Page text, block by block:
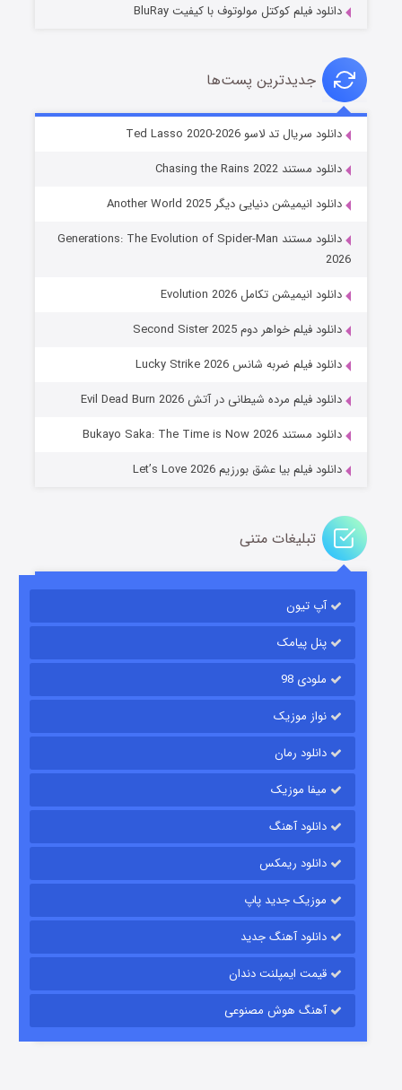
خاندان اژدها فصل ۳
جادوگری در مغولستان
باب اسفنجی فصل ۱۷
قسمت۶ (زیرنویس) منتشر شد
قسمت۱۵ (دوبله) منتشر شد
دانلود فیلم کوکتل مولوتوف با کیفیت BluRay
جدیدترین پست‌ها
دانلود سریال تد لاسو Ted Lasso 2020-2026
دانلود مستند Chasing the Rains 2022
دانلود انیمیشن دنیایی دیگر Another World 2025
دانلود مستند Generations: The Evolution of Spider-Man
2026
دانلود انیمیشن تکامل Evolution 2026
دانلود فیلم خواهر دوم Second Sister 2025
دانلود فیلم ضربه شانس Lucky Strike 2026
دانلود فیلم مرده شیطانی در آتش Evil Dead Burn 2026
دانلود مستند Bukayo Saka: The Time is Now 2026
دانلود فیلم بیا عشق بورزیم Let’s Love 2026
تبلیغات متنی
آپ تیون
پنل پیامک
ملودی 98
نواز موزیک
دانلود رمان
میفا موزیک
دانلود آهنگ
دانلود ریمکس
موزیک جدید پاپ
دانلود آهنگ جدید
قیمت ایمپلنت دندان
آهنگ هوش مصنوعی